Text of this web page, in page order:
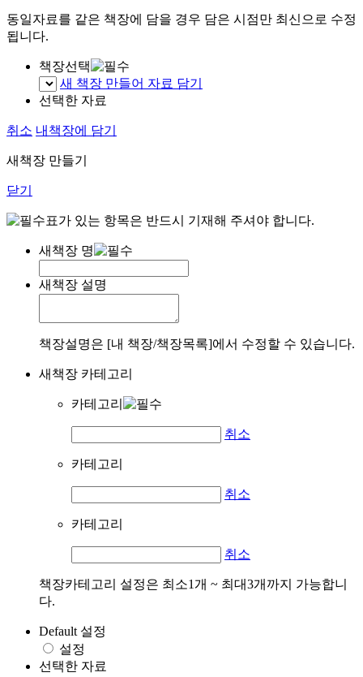
동일자료를 같은 책장에 담을 경우 담은 시점만 최신으로 수정
됩니다.
책장선택
새 책장 만들어 자료 담기
선택한 자료
취소 내책장에 담기
새책장 만들기
닫기
표가 있는 항목은 반드시 기재해 주셔야 합니다.
새책장 명
새책장 설명
책장설명은 [내 책장/책장목록]에서 수정할 수 있습니다.
새책장 카테고리
카테고리
취소
카테고리
취소
카테고리
취소
책장카테고리 설정은 최소1개 ~ 최대3개까지 가능합니
다.
Default 설정
설정
선택한 자료